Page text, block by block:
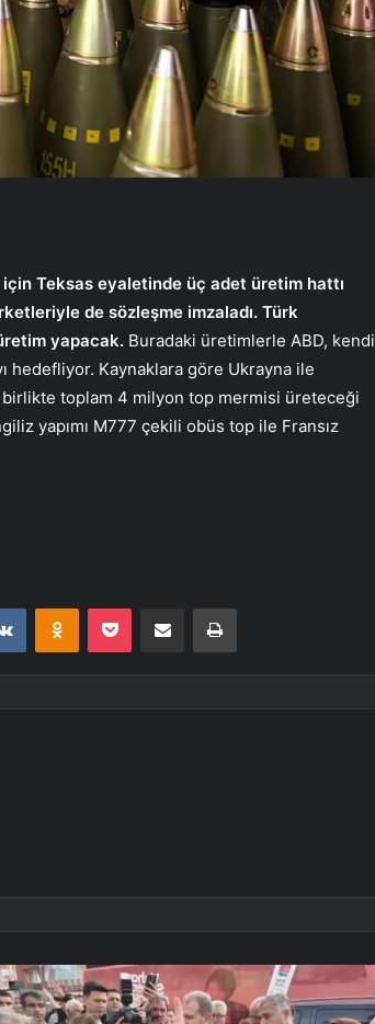
Teksas eyaletinde üç adet üretim hattı
de sözleşme imzaladı. Türk
yapacak. Buradaki üretimlerle ABD, kendi
hedefliyor. Kaynaklara göre Ukrayna ile
birlikte toplam 4 milyon top mermisi üreteceği
yapımı M777 çekili obüs top ile Fransız
VKontakteOdnoklassniki
Pocket E-Posta ile paylaş Yazdır